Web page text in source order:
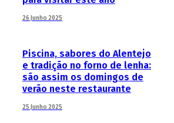
26 Junho 2025
Piscina, sabores do Alentejo
e tradição no forno de lenha:
são assim os domingos de
verão neste restaurante
25 Junho 2025